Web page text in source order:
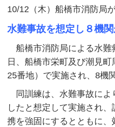
10/12（木）船橋市消防局
水難事故を想定し８機
船橋市消防局による水難
日、船橋市栄町及び潮見町
25番地）で実施され、8機
同訓練は、水難事故によ
したと想定して実施され
携を強固にするとともに